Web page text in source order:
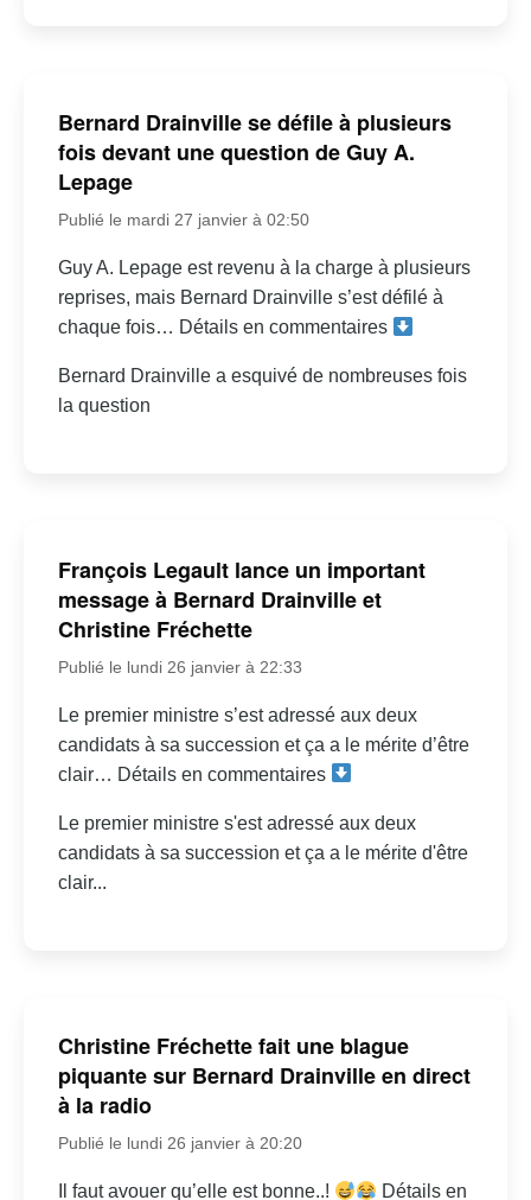
Bernard Drainville se défile à plusieurs
fois devant une question de Guy A.
Lepage
Publié le mardi 27 janvier à 02:50
Guy A. Lepage est revenu à la charge à plusieurs
reprises, mais Bernard Drainville s’est défilé à
chaque fois… Détails en commentaires
Bernard Drainville a esquivé de nombreuses fois
la question
François Legault lance un important
message à Bernard Drainville et
Christine Fréchette
Publié le lundi 26 janvier à 22:33
Le premier ministre s’est adressé aux deux
candidats à sa succession et ça a le mérite d’être
clair… Détails en commentaires
Le premier ministre s'est adressé aux deux
candidats à sa succession et ça a le mérite d'être
clair...
Christine Fréchette fait une blague
piquante sur Bernard Drainville en direct
à la radio
Publié le lundi 26 janvier à 20:20
Il faut avouer qu’elle est bonne..!
Détails en